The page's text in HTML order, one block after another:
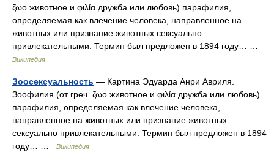
ζωο животное и φιλία дружба или любовь) парафилия,
определяемая как влечение человека, направленное на
животных или признание животных сексуально
привлекательными. Термин был предложен в 1894 году… …
Википедия
Зоосексуальность — Картина Эдуарда Анри Авриля.
Зоофилия (от греч. ζωο животное и φιλία дружба или любовь)
парафилия, определяемая как влечение человека,
направленное на животных или признание животных
сексуально привлекательными. Термин был предложен в 1894
году… …
Википедия